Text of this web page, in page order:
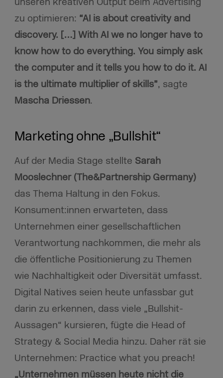
zu optimieren: “AI is about creativity and
discovery. […] With AI we no longer have to
know how to do everything. You simply ask
the computer and it tells you how to do it. AI
is the ultimate multiplier of skills”, sagte
Mascha Driessen.
Marketing ohne „Bullshit“
Auf der Media Stage stellte Sarah
Mooslechner (The&Partnership Germany)
das Thema Haltung in den Fokus.
Konsument:innen erwarteten, dass
Unternehmen einer gesellschaftlichen
Verantwortung nachkommen, die mehr als
die öffentliche Positionierung zu Themen
wie Nachhaltigkeit oder Diversität umfasst.
Digital Natives seien heute unfassbar gut
darin zu erkennen, dass viele „Bullshit-
Aussagen“ kursieren, fügte die Head of
Strategy & Social Media hinzu. Daher rät sie
Unternehmen: Practice what you preach!
„Unternehmen müssen heute nicht die